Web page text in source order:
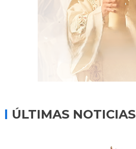
ÚLTIMAS NOTICIAS